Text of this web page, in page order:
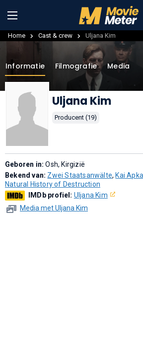
Home Cast & crew Uljana Kim
Informatie Filmografie Media
Uljana Kim
Producent (19)
Geboren in:Osh, Kirgizië
Bekend van: Zwei Staatsanwälte, Kai
Natural History of Destruction
IMDb profiel: Uljana Kim
Media met Uljana Kim